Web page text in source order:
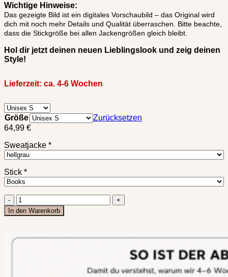
Wichtige Hinweise:
Das gezeigte Bild ist ein digitales Vorschaubild – das Original wird
dich mit noch mehr Details und Qualität überraschen. Bitte beachte,
dass die Stickgröße bei allen Jackengrößen gleich bleibt.
Hol dir jetzt deinen neuen Lieblingslook und zeig deinen
Style!
Lieferzeit: ca. 4-6 Wochen
Größe
Zurücksetzen
64,99 €
Sweatjacke *
Stick *
Sweatjacke
"Books"
|
In den Warenkorb